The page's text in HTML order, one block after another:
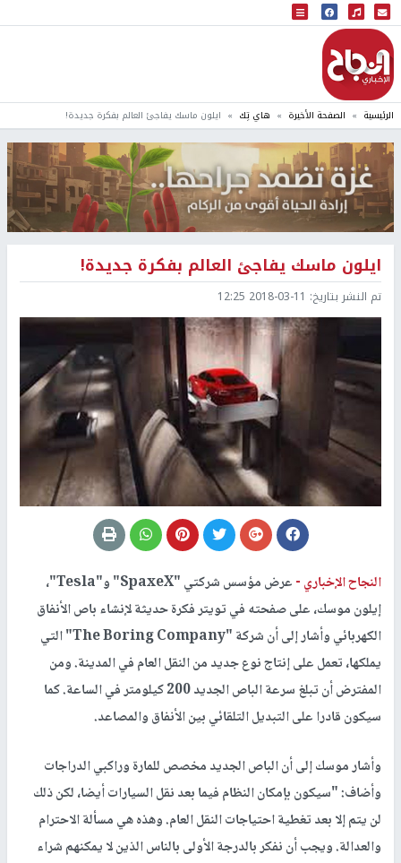
البث المباشر
إذاعة النجاح
الرئيسية الصفحة الأخيرة هاي تِك ايلون ماسك يفاجئ العالم بفكرة جديدة!
ايلون ماسك يفاجئ العالم بفكرة جديدة!
تم النشر بتاريخ: 2018-03-11 12:25
النجاح الإخباري -
عرض مؤسس شركتي "SpaxeX" و"Tesla"،
إيلون موسك، على صفحته في تويتر فكرة حديثة لإنشاء باص الأنفاق
الكهربائي وأشار إلى أن شركة "The Boring Company" التي
يملكها، تعمل على إنتاج نوع جديد من النقل العام في المدينة. ومن
المفترض أن تبلغ سرعة الباص الجديد 200 كيلومتر في الساعة. كما
سيكون قادرا على التبديل التلقائي بين الأنفاق والمصاعد.
وأشار موسك إلى أن الباص الجديد مخصص للمارة وراكبي الدراجات
وأضاف: "سيكون بإمكان النظام فيما بعد نقل السيارات أيضا، لكن ذلك
لن يتم إلا بعد تغطية احتياجات النقل العام. وهذه هي مسألة الاحترام
والعدالة. ويجب أن نفكر بالدرجة الأولى بالناس الذين لا يمكنهم شراء